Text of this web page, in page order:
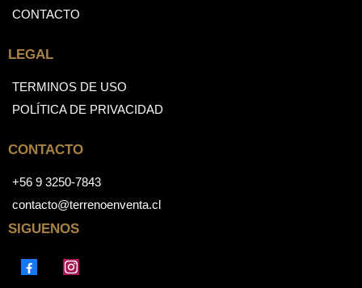
CONTACTO
LEGAL
TERMINOS DE USO
POLÍTICA DE PRIVACIDAD
CONTACTO
+56 9 3250-7843
contacto@terrenoenventa.cl
SIGUENOS